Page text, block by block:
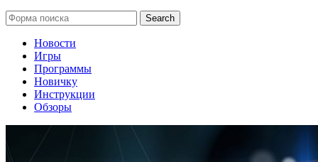
Search
Новости
Игры
Программы
Новичку
Инструкции
Обзоры